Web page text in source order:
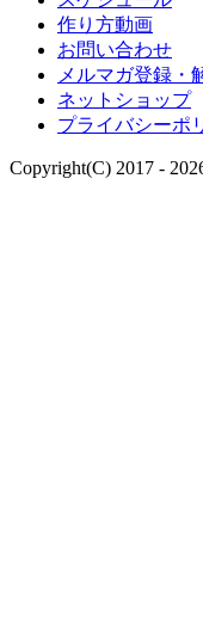
作り方動画
お問い合わせ
メルマガ登録・
ネットショップ
プライバシーポ
Copyright(C) 2017 -